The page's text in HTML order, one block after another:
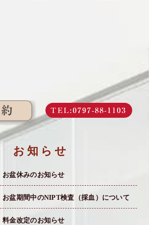
お知らせ
お盆休みのお知らせ
お盆期間中のNIPT検査（採血）について
料金改定のお知らせ